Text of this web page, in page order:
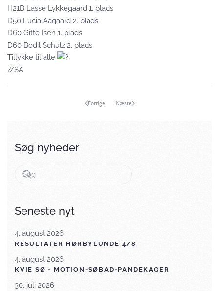
H21B Lasse Lykkegaard 1. plads
D50 Lucia Aagaard 2. plads
D60 Gitte Isen 1. plads
D60 Bodil Schulz 2. plads
Tillykke til alle
//SA
Forrige Næste
Søg nyheder
Seneste nyt
4. august 2026
RESULTATER HØRBYLUNDE 4/8
4. august 2026
KVIE SØ - MOTION-SØBAD-PANDEKAGER
30. juli 2026